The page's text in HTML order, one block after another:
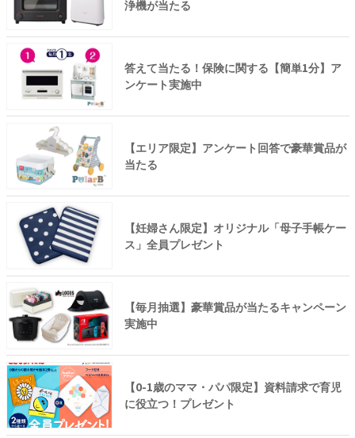
浄機が当たる
答えて当たる！保険に関する【簡単1分】ア
ンケート実施中
【エリア限定】アンケート回答で豪華賞品が
当たる
【妊婦さん限定】オリジナル「母子手帳ケー
ス」全員プレゼント
【毎月抽選】豪華賞品が当たるキャンペーン
実施中
【0-1歳のママ・パパ限定】資料請求で育児
に役立つ！プレゼント